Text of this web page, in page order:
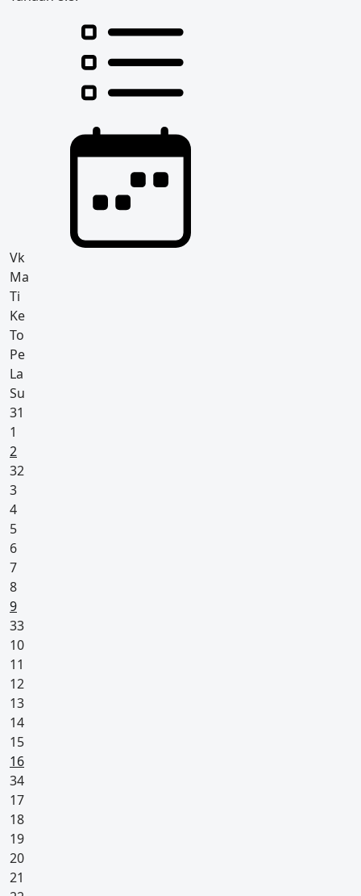
Vk
Ma
Ti
Ke
To
Pe
La
Su
31
1
2
32
3
4
5
6
7
8
9Pyhäpäivä
33
10
11
12
13
14
15
16Pyhäpäivä
34
17
18
19
20
21